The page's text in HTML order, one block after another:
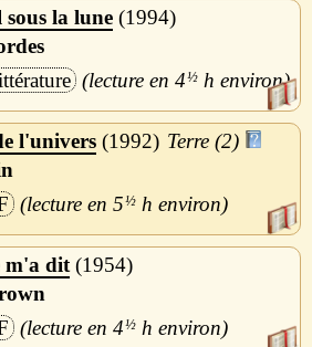
sous la lune 1994
4½ h
l'univers 1992
Terre (2)
5½ h
m'a dit 1954
4½ h